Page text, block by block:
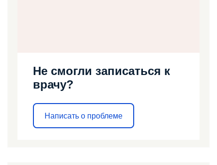
Не смогли записаться к
врачу?
Написать о проблеме